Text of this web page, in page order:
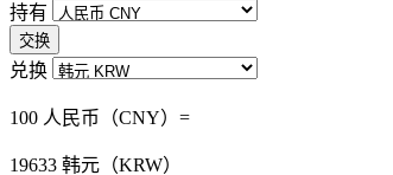
持有
交换
兑换
100 人民币（CNY）=
19633 韩元（KRW）